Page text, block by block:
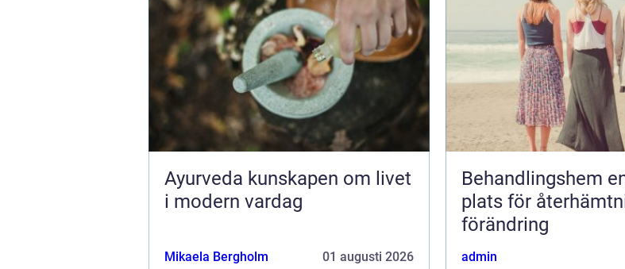
Ayurveda kunskapen om livet
i modern vardag
Mikaela Bergholm 01 augusti 2026
Behandlingshem en trygg
plats för
förändring
admin